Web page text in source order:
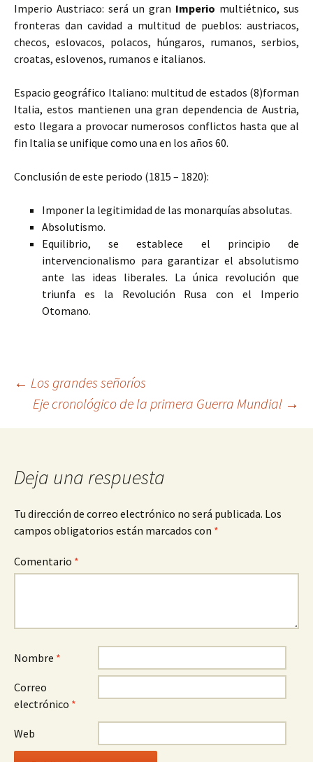
Imperio Austriaco: será un gran Imperio multiétnico, sus
fronteras dan cavidad a multitud de pueblos: austriacos,
checos, eslovacos, polacos, húngaros, rumanos, serbios,
croatas, eslovenos, rumanos e italianos.
Espacio geográfico Italiano: multitud de estados (8)forman
Italia, estos mantienen una gran dependencia de Austria,
esto llegara a provocar numerosos conflictos hasta que al
fin Italia se unifique como una en los años 60.
Conclusión de este periodo (1815 – 1820):
Imponer la legitimidad de las monarquías absolutas.
Absolutismo.
Equilibrio, se establece el principio de
intervencionalismo para garantizar el absolutismo
ante las ideas liberales. La única revolución que
triunfa es la Revolución Rusa con el Imperio
Otomano.
Navegación
de
entradas
← Los grandes señoríos
Eje cronológico de la primera Guerra Mundial →
Deja una respuesta
Tu dirección de correo electrónico no será publicada. Los
campos obligatorios están marcados con *
Comentario *
Nombre *
Correo
electrónico *
Web